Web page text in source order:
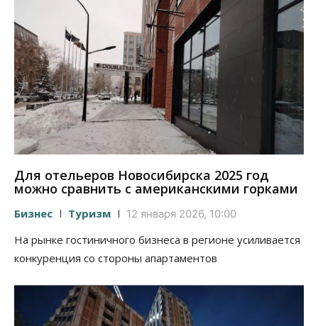
Для отельеров Новосибирска 2025 год
можно сравнить с американскими горками
Бизнес Туризм 12 января 2026, 10:00
На рынке гостиничного бизнеса в регионе усиливается
конкуренция со стороны апартаментов